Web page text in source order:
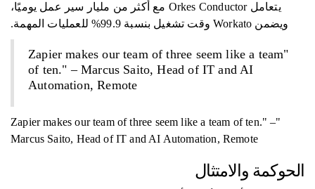
يتعامل Orkes Conductor مع أكثر من مليار سير عمل يوميًا،
ويضمن Workato وقت تشغيل بنسبة 99.9% للعمليات المهمة.
"Zapier makes our team of three seem like a team
of ten." – Marcus Saito, Head of IT and AI
Automation, Remote
"Zapier makes our team of three seem like a team of ten." –
Marcus Saito, Head of IT and AI Automation, Remote
الحوكمة والامتثال